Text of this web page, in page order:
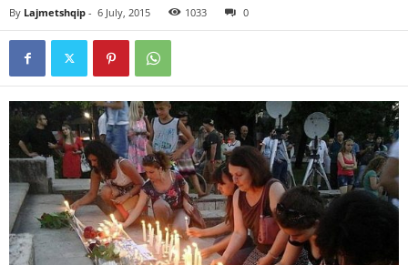
By Lajmetshqip - 6 July, 2015 1033 0